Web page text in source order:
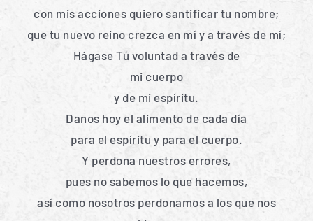
con mis acciones quiero santificar tu nombre;
que tu nuevo reino crezca en mí y a través de mí;
Hágase Tú voluntad a través de
mi cuerpo
y de mi espíritu.
Danos hoy el alimento de cada día
para el espíritu y para el cuerpo.
Y perdona nuestros errores,
pues no sabemos lo que hacemos,
así como nosotros perdonamos a los que nos